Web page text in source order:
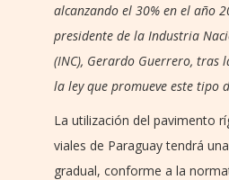
alcanzando el 30% en el año
presidente de la Industria
(INC), Gerardo Guerrero, tras
la ley que promueve este tipo
La utilización del pavimento
viales de Paraguay tendrá
gradual, conforme a la